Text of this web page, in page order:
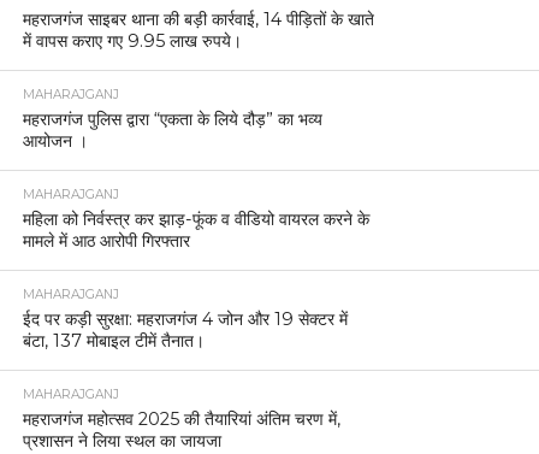
महराजगंज साइबर थाना की बड़ी कार्रवाई, 14 पीड़ितों के खाते
में वापस कराए गए 9.95 लाख रुपये।
MAHARAJGANJ
महराजगंज पुलिस द्वारा “एकता के लिये दौड़” का भव्य
आयोजन ।
MAHARAJGANJ
महिला को निर्वस्त्र कर झाड़-फूंक व वीडियो वायरल करने के
मामले में आठ आरोपी गिरफ्तार
MAHARAJGANJ
ईद पर कड़ी सुरक्षा: महराजगंज 4 जोन और 19 सेक्टर में
बंटा, 137 मोबाइल टीमें तैनात।
MAHARAJGANJ
महराजगंज महोत्सव 2025 की तैयारियां अंतिम चरण में,
प्रशासन ने लिया स्थल का जायजा